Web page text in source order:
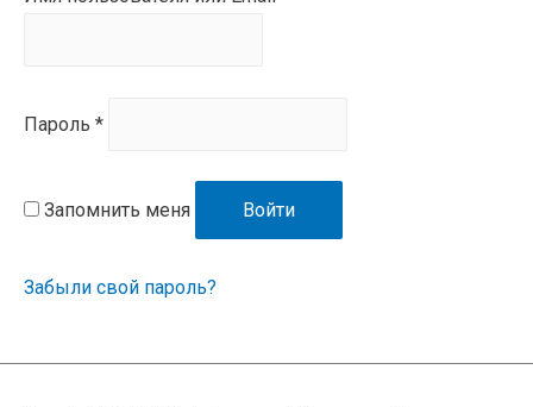
Пароль *
Запомнить меня Войти
Забыли свой пароль?